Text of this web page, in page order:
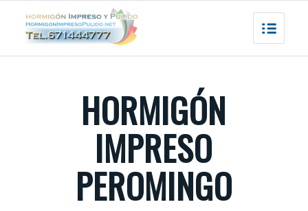
HORMIGÓN
IMPRESO
PEROMINGO